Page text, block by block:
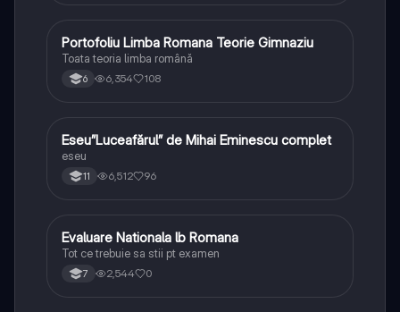
Limba și literatura română
Portofoliu Limba Romana Teorie Gimnaziu
Toata teoria limba română
6 6,354 108
Limba și literatura română
Eseu”Luceafărul” de Mihai Eminescu complet
eseu
11 6,512 96
Limba și literatura română
Evaluare Nationala lb Romana
Tot ce trebuie sa stii pt examen
7 2,544 0